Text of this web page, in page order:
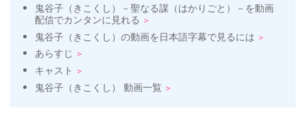
鬼谷子（きこくし）－聖なる謀（はかりごと）－を動画
配信でカンタンに見れる
鬼谷子（きこくし）の動画を日本語字幕で見るには
あらすじ
キャスト
鬼谷子（きこくし） 動画一覧